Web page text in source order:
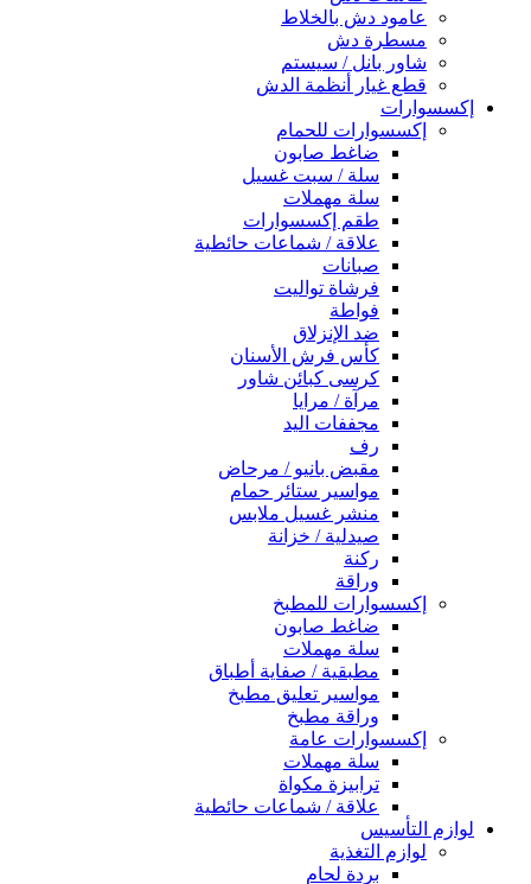
عامود دش بالخلاط
مسطرة دش
شاور بانل / سيستم
قطع غيار أنظمة الدش
إكسسوارات
إكسسوارات للحمام
ضاغط صابون
سلة / سبت غسيل
سلة مهملات
طقم إكسسوارات
علاقة / شماعات حائطية
صبانات
فرشاة تواليت
فواطة
ضد الإنزلاق
كأس فرش الأسنان
كرسى كبائن شاور
مرآة / مرايا
مجففات اليد
رف
مقبض بانيو / مرحاض
مواسير ستائر حمام
منشر غسيل ملابس
صيدلية / خزانة
ركنة
وراقة
إكسسوارات للمطبخ
ضاغط صابون
سلة مهملات
مطبقية / صفاية أطباق
مواسير تعليق مطبخ
وراقة مطبخ
إكسسوارات عامة
سلة مهملات
ترابيزة مكواة
علاقة / شماعات حائطية
لوازم التأسيس
لوازم التغذية
بردة لحام